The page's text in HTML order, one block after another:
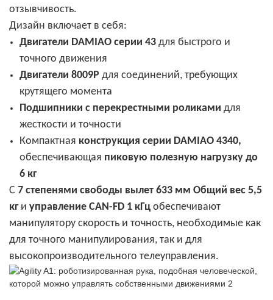
отзывчивость.
Дизайн включает в себя:
Двигатели DAMIAO серии 43для быстрого и
точного движения
Двигатели 8009P для соединений, требующих
крутящего момента
Подшипники с перекрестными роликами для
жесткости и точности
Компактная конструкция серии DAMIAO 4340,
обеспечивающая пиковую полезную нагрузку до
6 кг
С 7 степенями свободы вылет 633 мм Общий вес 5,5
кги управление CAN-FD 1 кГц обеспечивают
манипулятору скорость и точность, необходимые как
для точного манипулирования, так и для
высокопроизводительного телеуправления.